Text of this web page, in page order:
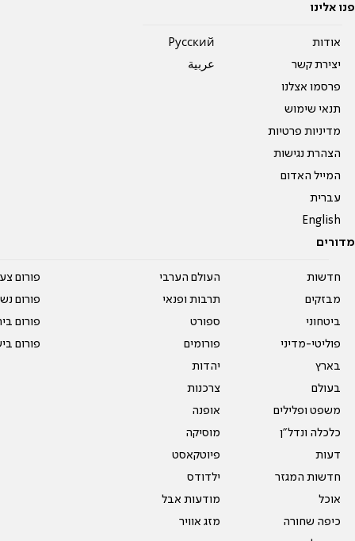
פנו אלינו
אודות
יצירת קשר
פרסמו אצלנו
תנאי שימוש
מדיניות פרטיות
הצהרת נגישות
המייל האדום
עברית
English
Pусский
عربية
מדורים
חדשות
מבזקים
ביטחוני
פוליטי-מדיני
בארץ
בעולם
משפט ופלילים
כלכלה ונדל"ן
דעות
חדשות המגזר
אוכל
כיפה שחורה
העולם הערבי
תרבות ופנאי
ספורט
פורומים
יהדות
צרכנות
אופנה
מוסיקה
פיוטקאסט
ילדודס
מודעות אבל
מזג אוויר
פורום
פורום
פורום
פורום